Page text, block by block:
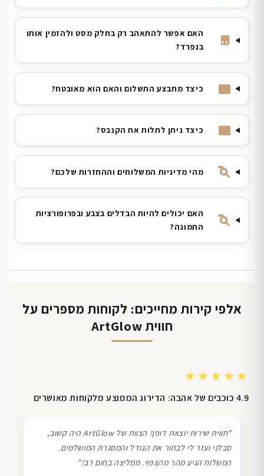
האם אפשר להתאהב רק בחלק מסט ולהזמין אותו
בנפרד?
כיצד מתבצע התשלום והאם הוא מאובטח?
כיצד ניתן לתלות את הקנבס?
מהי מדיניות המשלוחים וההחזרות שלכם?
האם יכולים להיות הבדלים בצבע ובפרופורציות
התמונה?
אלפי קירות מחייכים: לקוחות מספרים על
חווית ArtGlow
★★★★★
4.9 כוכבים של אהבה: הדירוג הממוצע מלקוחות מאושרים
❞
"חווית שירות יוצאת דופן! הצוות של ArtGlow היה קשוב,
סבלני ועזר לי לבחור את הגודל והמסגרת המושלמים.
המשלוח הגיע מהר מהצפוי. ממליצה בחום רב!"